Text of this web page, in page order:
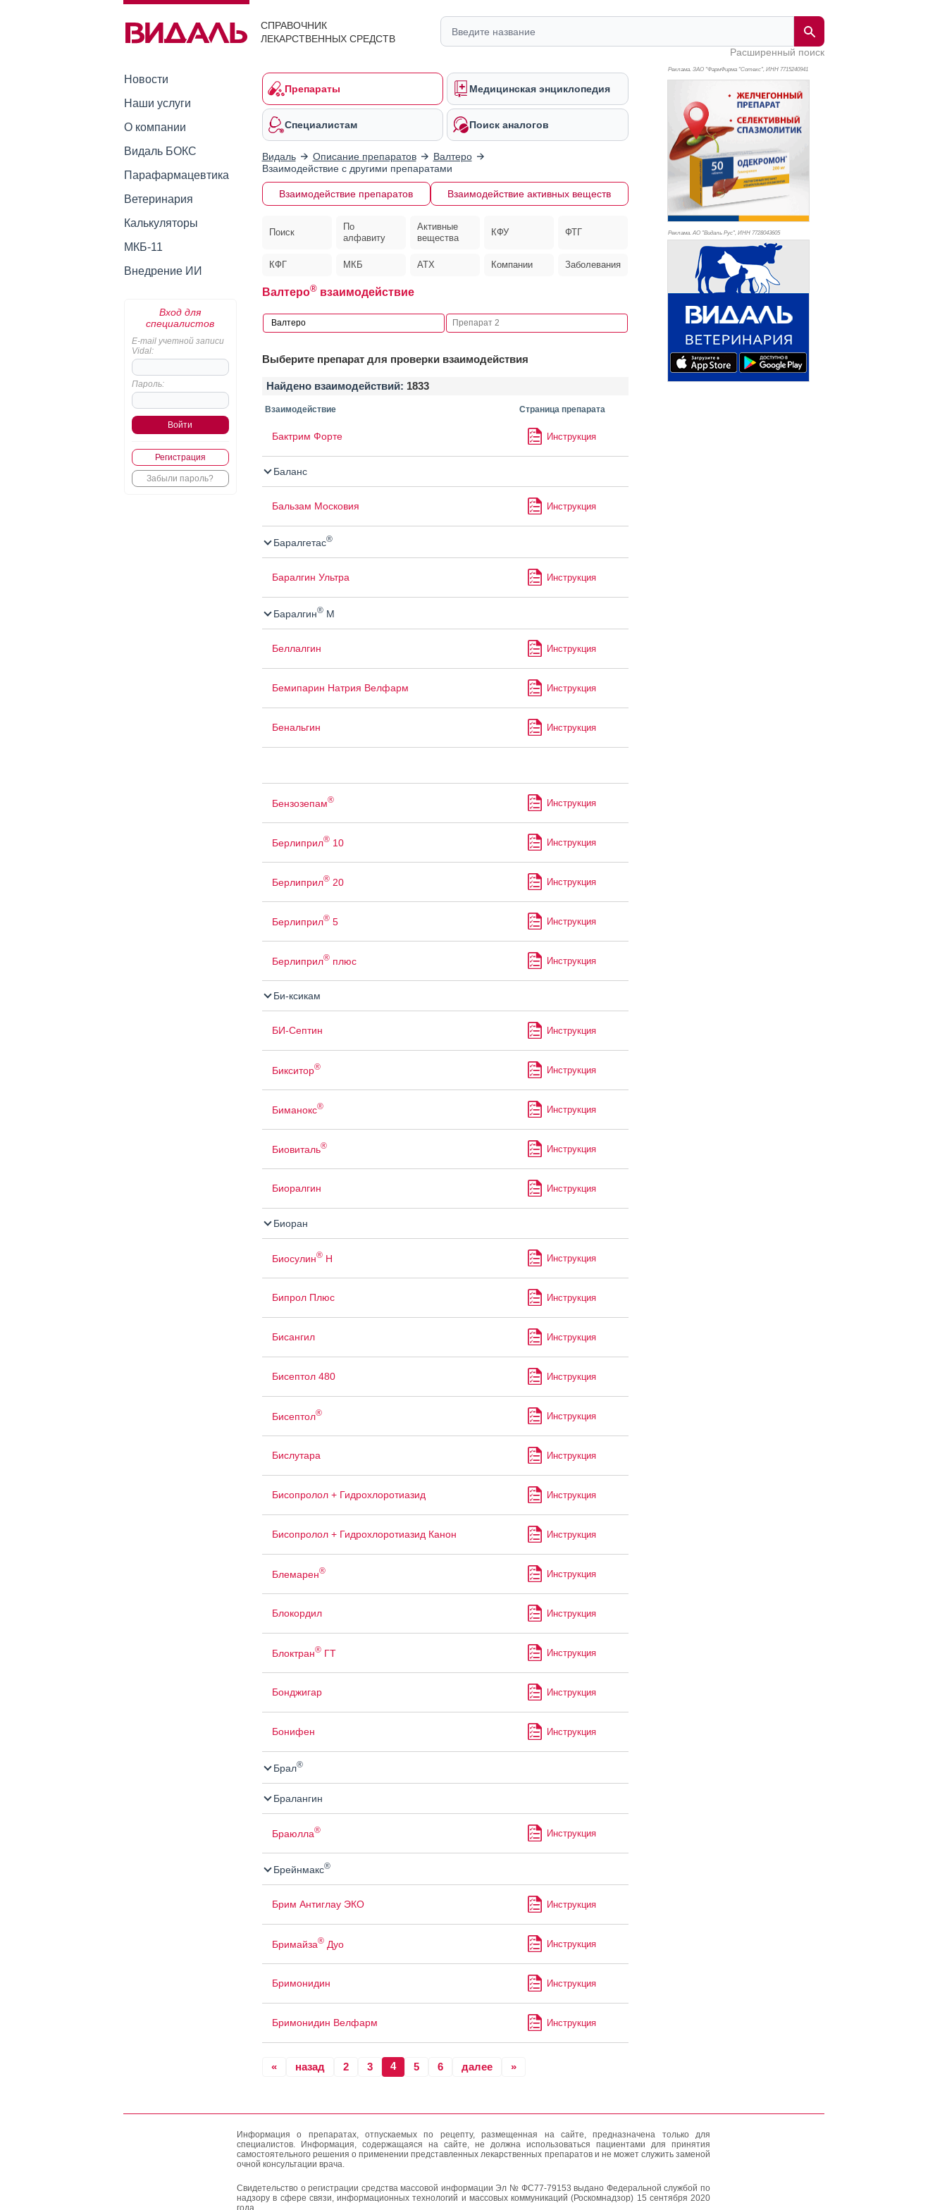
СПРАВОЧНИК
ЛЕКАРСТВЕННЫХ СРЕДСТВ
Расширенный поиск
Новости
Наши услуги
О компании
Видаль БОКС
Парафармацевтика
Ветеринария
Калькуляторы
МКБ-11
Внедрение ИИ
Вход для
специалистов
E-mail учетной записи
Vidal:
Пароль:
Регистрация
Забыли пароль?
Препараты Медицинская энциклопедия
Специалистам Поиск аналогов
Видаль Описание препаратов
Валтеро
Взаимодействие с другими препаратами
Взаимодействие препаратов Взаимодействие активных веществ
Поиск
По
алфавиту
Активные
вещества
КФУ ФТГ
КФГ МКБ АТХ Компании Заболевания
Валтеро®взаимодействие
Выберите препарат для проверки взаимодействия
Найдено взаимодействий: 1833
Взаимодействие Страница препарата
Бактрим Форте Инструкция
Баланс
Бальзам Московия Инструкция
Баралгетас®
Баралгин Ультра Инструкция
Баралгин®М
Беллалгин Инструкция
Бемипарин Натрия Велфарм Инструкция
Бенальгин Инструкция
Бензозепам® Инструкция
Берлиприл®10 Инструкция
Берлиприл®20 Инструкция
Берлиприл®5 Инструкция
Берлиприл®плюс Инструкция
Би-ксикам
БИ-Септин Инструкция
Бикситор® Инструкция
Биманокс® Инструкция
Биовиталь® Инструкция
Биоралгин Инструкция
Биоран
Биосулин®Н Инструкция
Бипрол Плюс Инструкция
Бисангил Инструкция
Бисептол 480 Инструкция
Бисептол® Инструкция
Бислутара Инструкция
Бисопролол + Гидрохлоротиазид Инструкция
Бисопролол + Гидрохлоротиазид Канон Инструкция
Блемарен® Инструкция
Блокордил Инструкция
Блоктран®ГТ Инструкция
Бонджигар Инструкция
Бонифен Инструкция
Брал®
Бралангин
Браюлла® Инструкция
Брейнмакс®
Брим Антиглау ЭКО Инструкция
Бримайза®Дуо Инструкция
Бримонидин Инструкция
Бримонидин Велфарм Инструкция
« назад 2 3 4 5 6 далее »
Реклама. ЗАО "ФармФирма "Сотекс", ИНН 7715240941
Реклама. АО "Видаль Рус", ИНН 7728043605
Информация о препаратах, отпускаемых по рецепту, размещенная на сайте, предназначена только для
специалистов. Информация, содержащаяся на сайте, не должна использоваться пациентами для принятия
самостоятельного решения о применении представленных лекарственных препаратов и не может служить заменой
очной консультации врача.
Свидетельство о регистрации средства массовой информации Эл № ФС77-79153 выдано Федеральной службой по
надзору в сфере связи, информационных технологий и массовых коммуникаций (Роскомнадзор) 15 сентября 2020
года.